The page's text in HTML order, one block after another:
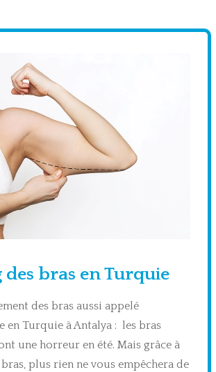
des bras en Turquie
des bras aussi appelé
en Turquie à Antalya : les bras
une horreur en été. Mais grâce à
plus rien ne vous empêchera de